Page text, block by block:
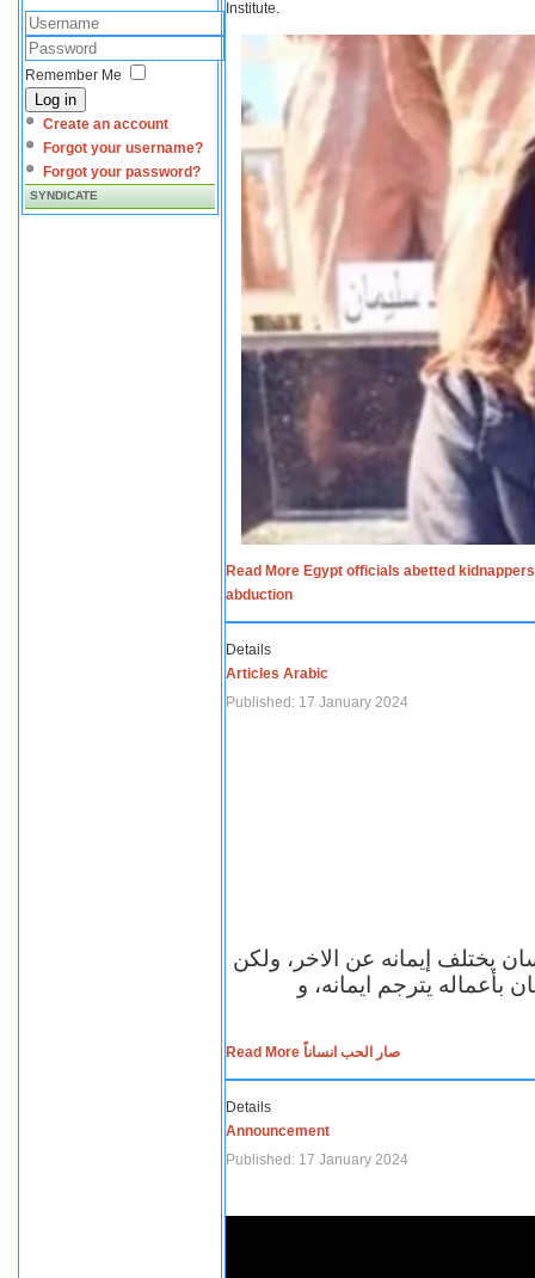
Remember Me
Log in
Create an account
Forgot your username?
Forgot your password?
SYNDICATE
Institute.
Read More Egypt officials abetted
abduction
Details
Articles Arabic
Published: 17 January 2024
يختلف إيمانه عن الاخر، ولكن
بأعماله يترجم ايمانه، و
Read More صار الحب انساناً
Details
Announcement
Published: 17 January 2024